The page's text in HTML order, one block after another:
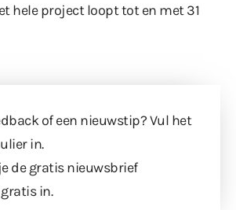
hele project loopt tot en met 31
of een nieuwstip? Vul het
in.
de gratis nieuwsbrief
in.